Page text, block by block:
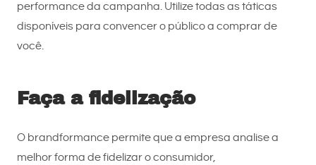
performance da campanha. Utilize todas as táticas
disponíveis para convencer o público a comprar de
você.
Faça a fidelização
O brandformance permite que a empresa analise a
melhor forma de fidelizar o consumidor,